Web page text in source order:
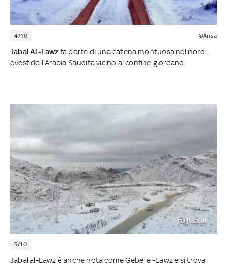
4/10 ©Ansa
Jabal Al-Lawz fa parte di una catena montuosa nel nord-
ovest dell'Arabia Saudita vicino al confine giordano
5/10
Jabal al-Lawz è anche nota come Gebel el-Lawz e si trova